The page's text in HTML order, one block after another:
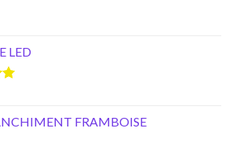
LED
FRAMBOISE